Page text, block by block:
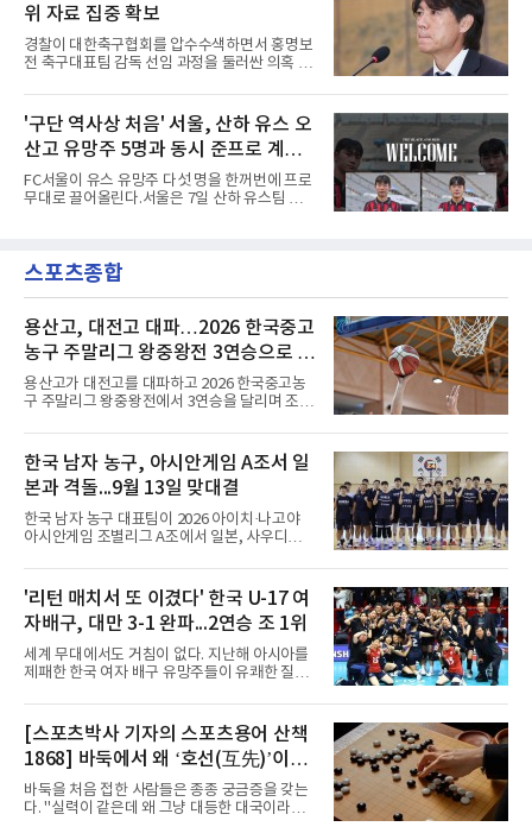
완승에 힘을 보탰다.기록도
깨는 골을 넣었다. 톰 비쇼프가 왼쪽 측면에서 올
린 프리킥에 묘하게 머리를 갖다 대 방향을 바꾸
며 골 그물을 흔들었다.흐름은 좋았다. 제주전에
서 주장 완장을 차고 30여 분을 소화했던 그는
로키로 교체됐다.분데스리가 최다 우승팀(35회)
뮌헨은 프리시즌 아시아
위 자료 집중 확보
경찰이 대한축구협회를 압수수색하면서 홍명보
전 축구대표팀 감독 선임 과정을 둘러싼 의혹 규
비판이 홍 전 감독에게 집중됐지만 경찰의 시선
은 다른 곳을 향한다. 성적 부진과 별개로 선임
과정에 부당함이 있었는지가 수사의 본류다.7일
연합뉴스 취재를 종합하면 서울경찰청 광역수사
단 금융범죄수사대는 전날 축구협회 사무실 등
을 압수수색해 감독 선임 관련 자료를 다수 확보
했다. 특히 감독 후보를 검토해 이사회에 추천하
독을 1순위 후보로 정하고 검증한 과정, 이사회
의 최종 승인 경위를 살
'구단 역사상 처음' 서울, 산하 유스 오
산고 유망주 5명과 동시 준프로 계
약...ACL2 겨냥
FC서울이 유스 유망주 다섯 명을 한꺼번에 프로
무대로 끌어올린다.서울은 7일 산하 유스팀 서
현·정현웅과 2학년 정하원이 대상이다.오산고의
성적이 배경이 됐다. 올 시즌 백운기 전국 고등학
컵, K리그 U-17 챔피언십을 잇달아 제패했다.시
기도 맞물렸다. 서울은 9월 시작하는 아시아축
구연맹(AFC) 챔피언스리그2(ACL2)를 앞두고 선
수단 깊이를 더하는 동시에 유스 출신에게 국제
무대 경험을 주려 했다.면면도 다양하다. 측면 공
격수 정현웅은 돌파력이
스포츠종합
용산고, 대전고 대파…2026 한국중고
농구 주말리그 왕중왕전 3연승으로 조
1위 16강 진출
용산고가 대전고를 대파하고 2026 한국중고농
구 주말리그 왕중왕전에서 3연승을 달리며 조 1
우슬체육관에서 열린 대회 남고부 B조 예선 3차
전에서 대전고를 상대로 주전 선수들의 고른 활
약을 앞세워 108-33으로 대승을 거뒀다.용산고
는 배대범이 22점, 김민기가 19점, 이승민이 13
점을 올리며 공격을 이끌었다. 경기 초반부터 주
도권을 잡은 용산고는 일찌감치 승기를 굳히며
대전고에 큰 점수 차 승리를 거뒀다.이로써 용산
붙는다.C조에서는 양정고가 충주고를 82-35로
크게 꺾고 16강 진출을 확정했다
한국 남자 농구, 아시안게임 A조서 일
본과 격돌...9월 13일 맞대결
한국 남자 농구 대표팀이 2026 아이치·나고야
아시안게임 조별리그 A조에서 일본, 사우디아라
가 8일 발표한 일정에 따르면 한국은 9월 10일
사우디, 11일 인도네시아, 13일 일본과 차례로
맞붙는다. FIBA 랭킹은 일본 22위, 한국 57위, 사
우디 65위, 인도네시아 94위로, 랭킹과 홈 이점
을 모두 갖춘 일본이 최대 변수다.니콜라이스 마
줄스(라트비아) 감독이 이끄는 대표팀은 지난달
6일 FIBA 월드컵 예선 1라운드 6차전에서 일본
NBA에 도전 중인 이현중을 앞세운 대표팀의 목
표는 우승이다.조별리그는 12
'리턴 매치서 또 이겼다' 한국 U-17 여
자배구, 대만 3-1 완파...2연승 조 1위
세계 무대에서도 거침이 없다. 지난해 아시아를
제패한 한국 여자 배구 유망주들이 유쾌한 질주
이하(U-17) 여자배구대표팀은 8일(한국시간) 칠
레 로스안데스에서 열린 2026 국제배구연맹
(FIVB) U-17 여자 세계선수권대회 조별리그 D조
2차전에서 대만을 세트 점수 3-1(25-19 18-25
25-13 25-15)로 꺾었다. 전날 푸에르토리코를
3-1로 물리쳤던 한국은 2연승으로 조 1위에 올
라 16강 진출에 청신호를 켰다.이날 승리는 남다
[스포츠박사 기자의 스포츠용어 산책
1868] 바둑에서 왜 ‘호선(互先)’이라
말할까
바둑을 처음 접한 사람들은 종종 궁금증을 갖는
다. "실력이 같은데 왜 그냥 대등한 대국이라고